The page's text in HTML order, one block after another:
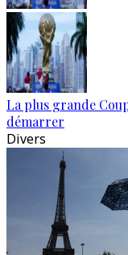
La plus grande
démarrer
Divers